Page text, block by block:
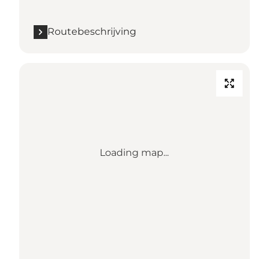
Routebeschrijving
Loading map...